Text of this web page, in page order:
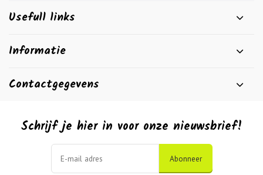
Usefull links
Informatie
Contactgegevens
Schrijf je hier in voor onze nieuwsbrief!
Abonneer